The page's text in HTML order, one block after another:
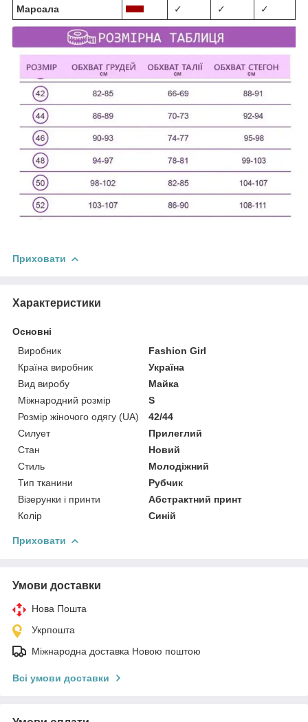
Марсала
✓ ✓ ✓
Приховати
Характеристики
Основні
Виробник
Fashion Girl
Країна виробник
Україна
Вид виробу
Майка
Міжнародний розмір
S
Розмір жіночого одягу (UA)
42/44
Силует
Прилеглий
Стан
Новий
Стиль
Молодіжний
Тип тканини
Рубчик
Візерунки і принти
Абстрактний принт
Колір
Синій
Приховати
Умови доставки
Нова Пошта
Укрпошта
Міжнародна доставка Новою поштою
Всі умови доставки